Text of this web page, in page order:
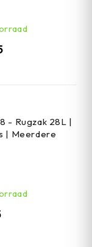
- Rugzak 28L |
| Meerdere